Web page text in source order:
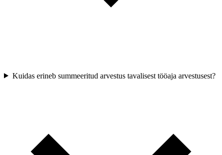
Kuidas erineb summeeritud arvestus tavalisest tööaja arvestusest?